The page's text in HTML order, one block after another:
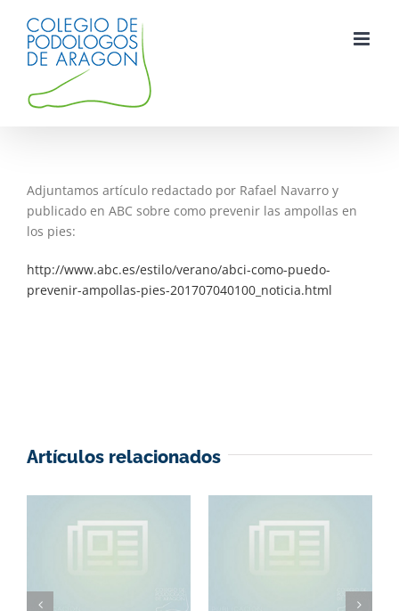
contenido
Adjuntamos artículo redactado por Rafael Navarro y
publicado en ABC sobre como prevenir las ampollas en
los pies:
http://www.abc.es/estilo/verano/abci-como-puedo-
prevenir-ampollas-pies-201707040100_noticia.html
Artículos relacionados